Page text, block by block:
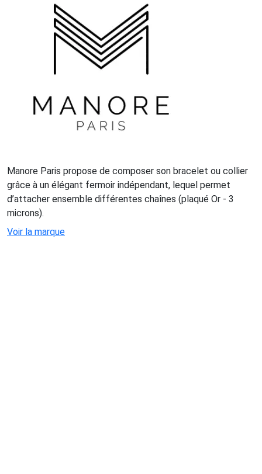
Manore Paris propose de composer son bracelet ou collier
grâce à un élégant fermoir indépendant, lequel permet
d’attacher ensemble différentes chaînes (plaqué Or - 3
microns).
Voir la marque